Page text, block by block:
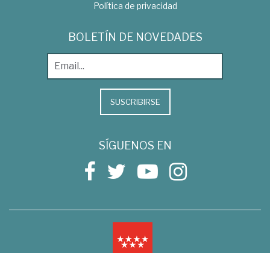
Política de privacidad
BOLETÍN DE NOVEDADES
SUSCRIBIRSE
SÍGUENOS EN